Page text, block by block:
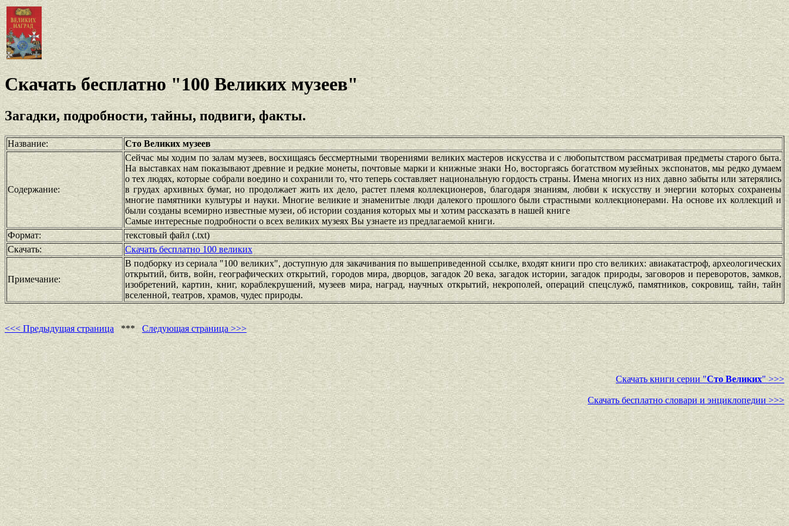
Скачать бесплатно "100 Великих музеев"
Загадки, подробности, тайны, подвиги, факты.
Название: Сто Великих музеев
Содержание:
Сейчас мы ходим по залам музеев, восхищаясь бессмертными творениями великих мастеров искусства и с любопытством рассматривая предметы старого быта.
На выставках нам показывают древние и редкие монеты, почтовые марки и книжные знаки Но, восторгаясь богатством музейных экспонатов, мы редко думаем
о тех людях, которые собрали воедино и сохранили то, что теперь составляет национальную гордость страны. Имена многих из них давно забыты или затерялись
в грудах архивных бумаг, но продолжает жить их дело, растет племя коллекционеров, благодаря знаниям, любви к искусству и энергии которых сохранены
многие памятники культуры и науки. Многие великие и знаменитые люди далекого прошлого были страстными коллекционерами. На основе их коллекций и
были созданы всемирно известные музеи, об истории создания которых мы и хотим рассказать в нашей книге
Самые интересные подробности о всех великих музеях Вы узнаете из предлагаемой книги.
Формат:
текстовый файл (.txt)
Скачать:
Скачать бесплатно 100 великих
Примечание:
В подборку из сериала "100 великих", доступную для закачивания по вышеприведенной ссылке, входят книги про сто великих: авиакатастроф, археологических
открытий, битв, войн, географических открытий, городов мира, дворцов, загадок 20 века, загадок истории, загадок природы, заговоров и переворотов, замков,
изобретений, картин, книг, кораблекрушений, музеев мира, наград, научных открытий, некрополей, операций спецслужб, памятников, сокровищ, тайн, тайн
вселенной, театров, храмов, чудес природы.
<<< Предыдущая страница***Следующая страница >>>
Скачать книги серии "Сто Великих" >>>
Скачать бесплатно словари и энциклопедии >>>